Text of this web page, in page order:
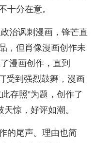
十分在意。
治讽刺漫画，锋芒直
，但肖像漫画创作未
漫画创作，直到
受到强烈鼓舞，漫画
存照”为题，创作了
惊，好评如潮。
的尾声。理由也简